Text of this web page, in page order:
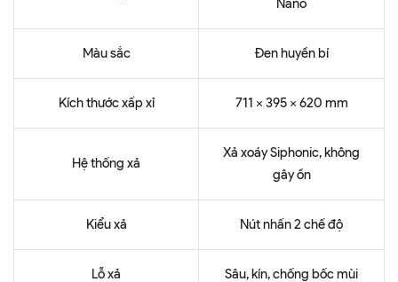
Nano
Màu sắc Đen huyền bí
Kích thước xấp xỉ 711 x 395 x 620 mm
Hệ thống xả
Xả xoáy Siphonic, không
gây ồn
Kiểu xả Nút nhấn 2 chế độ
Lỗ xả Sâu, kín, chống bốc mùi